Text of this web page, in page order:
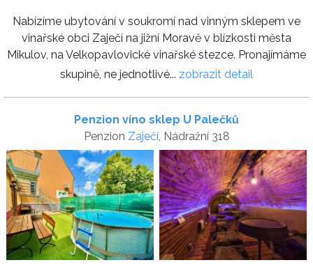
Nabízíme ubytování v soukromí nad vinným sklepem ve
vinařské obci Zaječí na jižní Moravě v blízkosti města
Mikulov, na Velkopavlovické vinařské stezce. Pronajímáme
skupině, ne jednotlivé... zobrazit detail
Penzion víno sklep U Palečků
Penzion Zaječí, Nádražní 318